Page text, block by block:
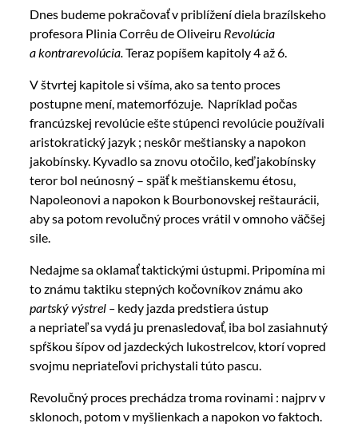
Dnes budeme pokračovať v priblížení diela brazílskeho
profesora Plinia Corrêu de Oliveiru Revolúcia
a kontrarevolúcia.Teraz popíšem kapitoly 4 až 6.
V štvrtej kapitole si všíma, ako sa tento proces
postupne mení, matemorfózuje. Napríklad počas
francúzskej revolúcie ešte stúpenci revolúcie používali
aristokratický jazyk ; neskôr meštiansky a napokon
jakobínsky. Kyvadlo sa znovu otočilo, keď jakobínsky
teror bol neúnosný – späť k meštianskemu étosu,
Napoleonovi a napokon k Bourbonovskej reštaurácii,
aby sa potom revolučný proces vrátil v omnoho väčšej
sile.
Nedajme sa oklamať taktickými ústupmi. Pripomína mi
to známu taktiku stepných kočovníkov známu ako
partský výstrel – kedy jazda predstiera ústup
a nepriateľ sa vydá ju prenasledovať, iba bol zasiahnutý
spŕškou šípov od jazdeckých lukostrelcov, ktorí vopred
svojmu nepriateľovi prichystali túto pascu.
Revolučný proces prechádza troma rovinami : najprv v
sklonoch, potom v myšlienkach a napokon vo faktoch.